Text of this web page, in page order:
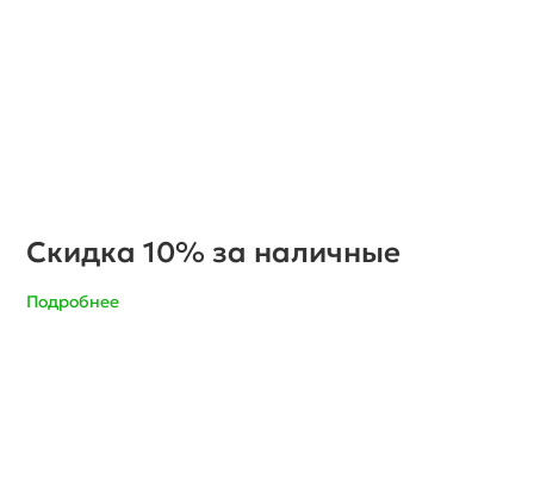
Скидка 10% за наличные
Подробнее